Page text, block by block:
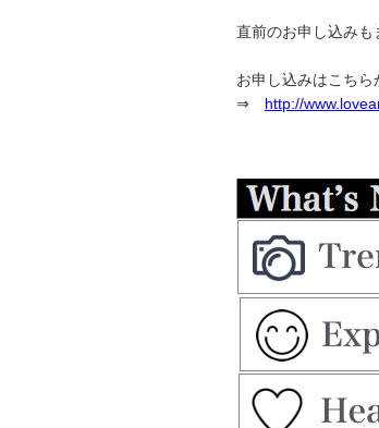
直前のお申し込みも
お申し込みはこちら
⇒ http://